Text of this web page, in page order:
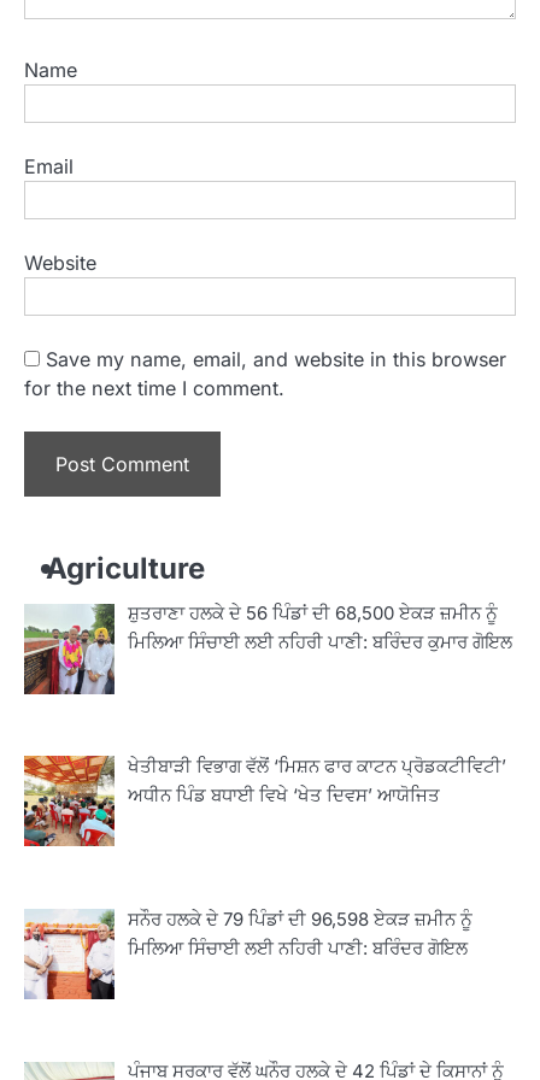
Name
Email
Website
Save my name, email, and website in this browser
for the next time I comment.
Agriculture
ਸ਼ੁਤਰਾਣਾ ਹਲਕੇ ਦੇ 56 ਪਿੰਡਾਂ ਦੀ 68,500 ਏਕੜ ਜ਼ਮੀਨ ਨੂੰ
ਮਿਲਿਆ ਸਿੰਚਾਈ ਲਈ ਨਹਿਰੀ ਪਾਣੀ: ਬਰਿੰਦਰ ਕੁਮਾਰ ਗੋਇਲ
ਖੇਤੀਬਾੜੀ ਵਿਭਾਗ ਵੱਲੋਂ ‘ਮਿਸ਼ਨ ਫਾਰ ਕਾਟਨ ਪ੍ਰੋਡਕਟੀਵਿਟੀ’
ਅਧੀਨ ਪਿੰਡ ਬਧਾਈ ਵਿਖੇ ‘ਖੇਤ ਦਿਵਸ’ ਆਯੋਜਿਤ
ਸਨੌਰ ਹਲਕੇ ਦੇ 79 ਪਿੰਡਾਂ ਦੀ 96,598 ਏਕੜ ਜ਼ਮੀਨ ਨੂੰ
ਮਿਲਿਆ ਸਿੰਚਾਈ ਲਈ ਨਹਿਰੀ ਪਾਣੀ: ਬਰਿੰਦਰ ਗੋਇਲ
ਪੰਜਾਬ ਸਰਕਾਰ ਵੱਲੋਂ ਘਨੌਰ ਹਲਕੇ ਦੇ 42 ਪਿੰਡਾਂ ਦੇ ਕਿਸਾਨਾਂ ਨੂੰ